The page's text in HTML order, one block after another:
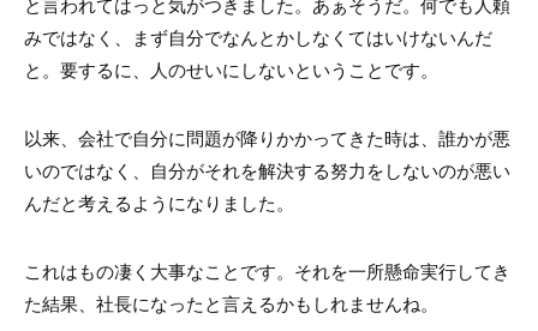
みではなく、まず自分でなんとかしなくてはいけないんだ
と。要するに、人のせいにしないということです。
以来、会社で自分に問題が降りかかってきた時は、誰かが悪
いのではなく、自分がそれを解決する努力をしないのが悪い
んだと考えるようになりました。
これはもの凄く大事なことです。それを一所懸命実行してき
た結果、社長になったと言えるかもしれませんね。